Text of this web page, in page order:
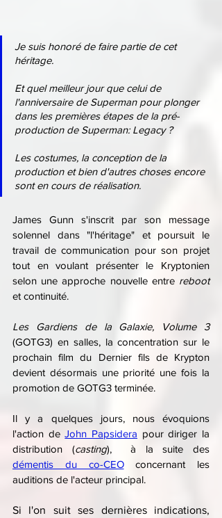
Je suis honoré de faire partie de cet
héritage.
Et quel meilleur jour que celui de
l'anniversaire de Superman pour plonger
dans les premières étapes de la pré-
production de Superman: Legacy ?
Les costumes, la conception de la
production et bien d'autres choses encore
sont en cours de réalisation.
James Gunn s'inscrit par son message
solennel dans "l'héritage" et poursuit le
travail de communication pour son projet
tout en voulant présenter le Kryptonien
selon une approche nouvelle entre
reboot
et continuité.
Les Gardiens de la Galaxie, Volume 3
(GOTG3) en salles, la concentration sur le
prochain film du Dernier fils de Krypton
devient désormais une priorité une fois la
promotion de GOTG3 terminée.
Il y a quelques jours, nous évoquions
l'action de John Papsidera pour diriger la
distribution (casting
démentis du co-CEO concernant les
auditions de l'acteur principal.
Si l'on suit ses dernières indications,